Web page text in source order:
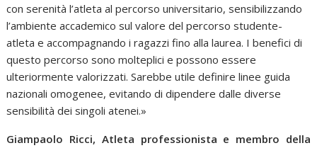
con serenità l’atleta al percorso universitario, sensibilizzando
l’ambiente accademico sul valore del percorso studente-
atleta e accompagnando i ragazzi fino alla laurea. I benefici di
questo percorso sono molteplici e possono essere
ulteriormente valorizzati. Sarebbe utile definire linee guida
nazionali omogenee, evitando di dipendere dalle diverse
sensibilità dei singoli atenei.»
Giampaolo Ricci, Atleta professionista e membro della